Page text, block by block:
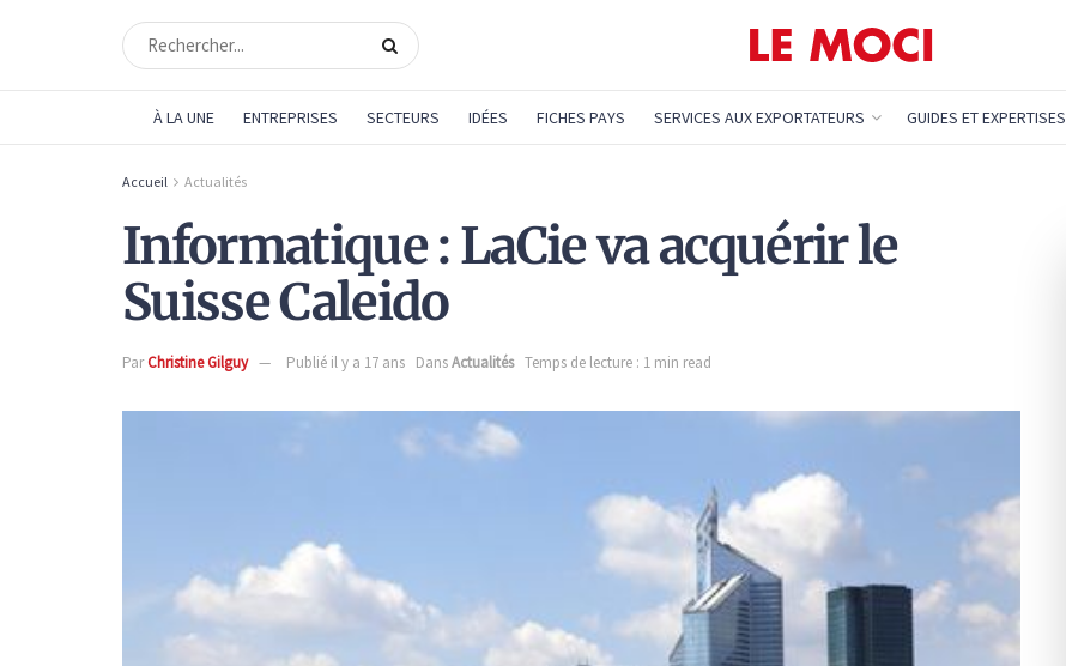
À LA UNE ENTREPRISES SECTEURS IDÉES FICHES PAYS SERVICES AUX EXPORTATEURS GUIDES ET EXPERTISES
Accueil Actualités
Informatique : LaCie va acquérir le
Suisse Caleido
ParChristine Gilguy Publié il y a 17 ans DansActualités Temps de lecture : 1 min read